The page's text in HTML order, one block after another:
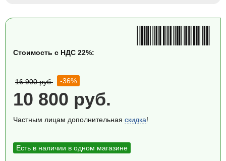
Стоимость с НДС 22%:
16 900 руб. -36%
10 800 руб.
Частным лицам дополнительная скидка!
Есть в наличии в одном магазине